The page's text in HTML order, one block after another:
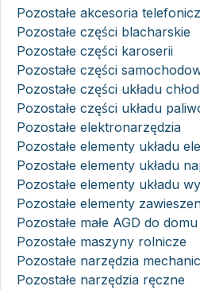
Pozostałe akcesoria
Pozostałe części blacharskie
Pozostałe części karoserii
Pozostałe części
Pozostałe części układu
Pozostałe części układu
Pozostałe elektronarzędzia
Pozostałe elementy układu
Pozostałe elementy układu
Pozostałe elementy układu
Pozostałe elementy
Pozostałe małe AGD do domu
Pozostałe maszyny rolnicze
Pozostałe narzędzia
Pozostałe narzędzia ręczne